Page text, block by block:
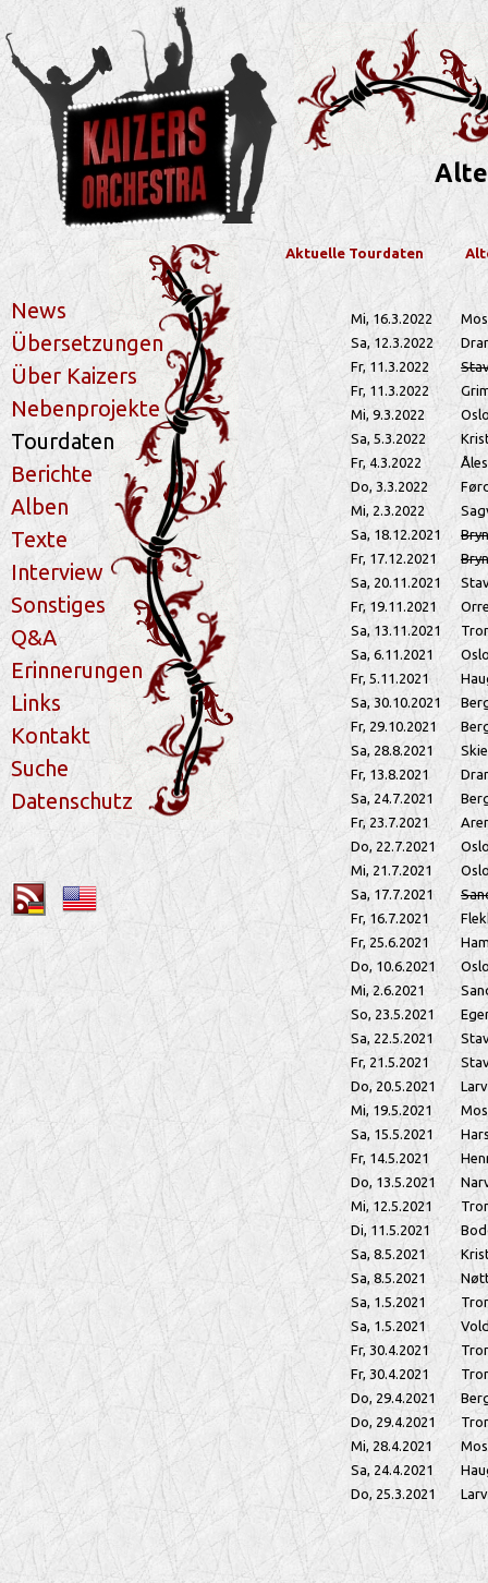
News
Übersetzungen
Über Kaizers
Nebenprojekte
Tourdaten
Berichte
Alben
Texte
Interview
Sonstiges
Q&A
Erinnerungen
Links
Kontakt
Suche
Datenschutz
Aktuelle Tourdaten
Mi, 16.3.2022
Sa, 12.3.2022
Fr, 11.3.2022
Fr, 11.3.2022
Mi, 9.3.2022
Sa, 5.3.2022
Fr, 4.3.2022
Do, 3.3.2022
Mi, 2.3.2022
Sa, 18.12.2021
Fr, 17.12.2021
Sa, 20.11.2021
Fr, 19.11.2021
Sa, 13.11.2021
Sa, 6.11.2021
Fr, 5.11.2021
Sa, 30.10.2021
Fr, 29.10.2021
Sa, 28.8.2021
Fr, 13.8.2021
Sa, 24.7.2021
Fr, 23.7.2021
Do, 22.7.2021
Mi, 21.7.2021
Sa, 17.7.2021
Fr, 16.7.2021
Fr, 25.6.2021
Do, 10.6.2021
Mi, 2.6.2021
So, 23.5.2021
Sa, 22.5.2021
Fr, 21.5.2021
Do, 20.5.2021
Mi, 19.5.2021
Sa, 15.5.2021
Fr, 14.5.2021
Do, 13.5.2021
Mi, 12.5.2021
Di, 11.5.2021
Sa, 8.5.2021
Sa, 8.5.2021
Sa, 1.5.2021
Sa, 1.5.2021
Fr, 30.4.2021
Fr, 30.4.2021
Do, 29.4.2021
Do, 29.4.2021
Mi, 28.4.2021
Sa, 24.4.2021
Do, 25.3.2021